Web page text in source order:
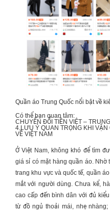
Quần áo Trung Quốc nổi bật về
Có thể bạn quan tâm:
CHUYỂN ĐỔI TIỀN VIỆT – TRUNG
4 LƯU Ý QUAN TRỌNG KHI VẬN
VỀ VIỆT NAM
Ở Việt Nam, không khó để tìm
giá sỉ có mặt hàng quần áo.
trang khu vực và quốc tế, quần
mắt với người dùng. Chưa kể,
cao cấp đến bình dân với đủ
từ đồ ngủ thoải mái, nhẹ